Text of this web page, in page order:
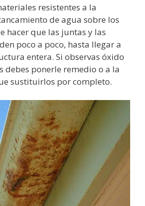
resistentes a la
de agua sobre los
hacer que las juntas y las
poco a poco, hasta llegar a
entera. Si observas óxido
debes ponerle remedio o a la
sustituirlos por completo.